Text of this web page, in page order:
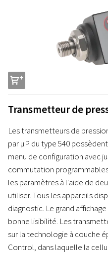
s
Transmetteur de
Les transmetteurs de
par µP du type 540
menu de configuration avec
commutation
les paramètres à l'aide de
utiliser. Tous les appareils
diagnostic. Le grand
bonne lisibilité. Les
sur la technologie à couche
Control, dans laquelle la